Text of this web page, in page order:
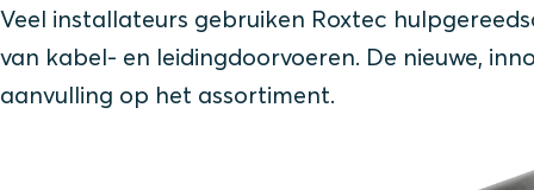
Veel installateurs gebruiken Roxtec
van kabel- en leidingdoorvoeren. De nieuwe,
aanvulling op het assortiment.